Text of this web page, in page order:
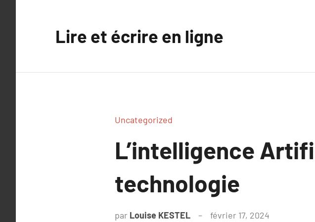
Lire et écrire en ligne
Uncategorized
L’intelligence
technologie
par Louise KESTEL février 17, 2024